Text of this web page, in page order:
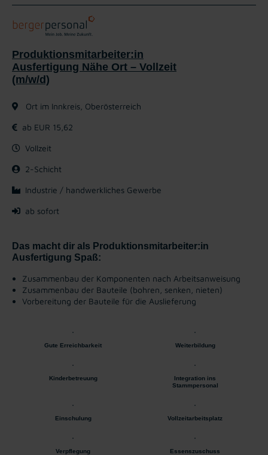
Produktionsmitarbeiter:in
Ausfertigung Nähe Ort – Vollzeit
(m/w/d)
Ort im Innkreis, Oberösterreich
ab EUR 15,62
Vollzeit
2-Schicht
Industrie / handwerkliches Gewerbe
ab sofort
Das macht dir als Produktionsmitarbeiter:in
Ausfertigung Spaß:
Zusammenbau der Komponenten nach Arbeitsanweisung
Zusammenbau der Bauteile (bohren, senken, nieten)
Vorbereitung der Bauteile für die Auslieferung
Gute Erreichbarkeit Weiterbildung
Kinderbetreuung
Integration ins
Stammpersonal
Einschulung Vollzeitarbeitsplatz
Verpflegung Essenszuschuss